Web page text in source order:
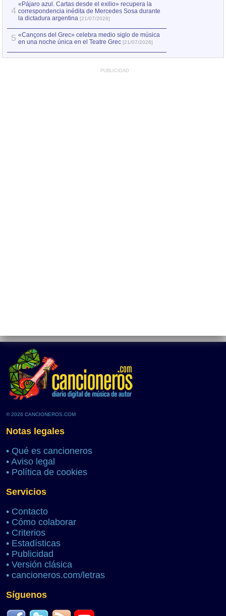
4
«Pájaro azul. Cartas desde el exilio» recupera la
correspondencia inédita de Mercedes Sosa durante
la dictadura argentina [21/07/2026]
5 «Cançons del Grec» celebra medio siglo de música
en una noche única en el Teatre Grec [21/07/2026]
PUBLICIDAD
© 2026 CANCIONEROS.COM
Notas legales
• Qué es cancioneros
• Aviso legal
• Política de cookies
Servicios
• Contacto
• Cómo colaborar
• Criterios
• Estadísticas
• Publicidad
• Versión clásica
• cancioneros.com/letras
Síguenos